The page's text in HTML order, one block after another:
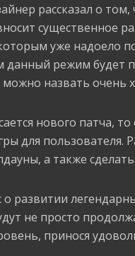
рассказал о
существенное
уже надоело
данный режим будет
можно назвать очень
нового патча,
для пользователя.
а также
развитии
не просто
принося